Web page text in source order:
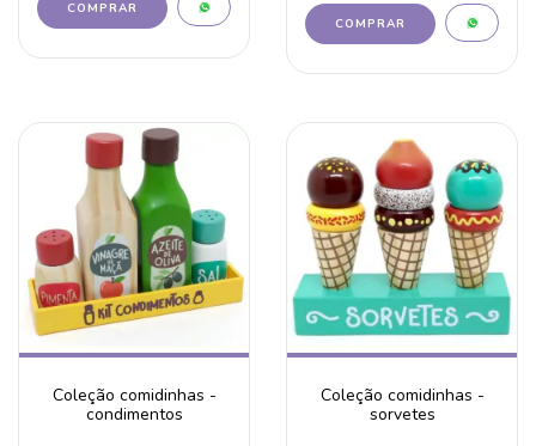
Coleção comidinhas -
condimentos
Coleção comidinhas -
sorvetes